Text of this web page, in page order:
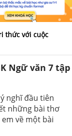
thức với cuộc
Ngữ văn 7 tập
nghĩ đầu tiên
những bài thơ
về một bài